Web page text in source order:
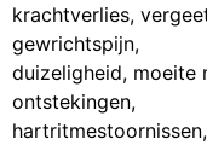
krachtverlies,
gewrichtspijn,
duizeligheid, moeite
ontstekingen,